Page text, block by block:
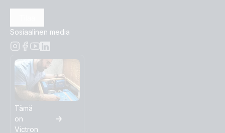
Sosiaalinen media
Tämä
on
Victron